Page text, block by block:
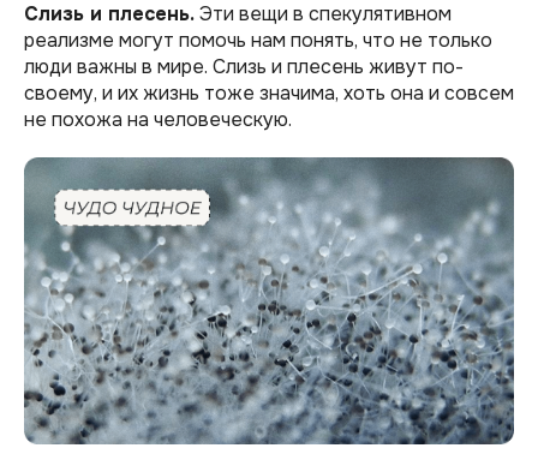
Слизь и плесень.Эти вещи в спекулятивном
реализме могут помочь нам понять, что не только
люди важны в мире. Слизь и плесень живут по-
своему, и их жизнь тоже значима, хоть она и совсем
не похожа на человеческую.